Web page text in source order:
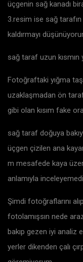
üçgenin sağ kanadı
3.resim ise sağ tarafın
kaldırmayı
sağ taraf uzun kısmın
Fotoğraftaki yığma
uzaklaşmadan ön taraf
gibi olan kısım fake
sağ taraf doğuya
üçgen çizilen ana
m mesafede kaya
anlamıyla
Şimdi fotoğraflarını
fotolamışsın nede
bakıp gezen iyi analiz
yerler dikenden çalı